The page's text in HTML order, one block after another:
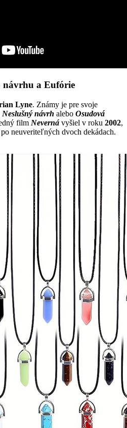
návrhu a Eufórie
Lyne. Známy je pre svoje
Neslušný návrh alebo Osudová
film Neverná vyšiel v roku 2002,
neuveriteľných dvoch dekádach.